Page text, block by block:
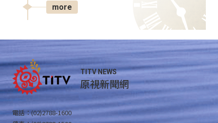
more
TITV NEWS
原視新聞網
電話：(02)2788-1600